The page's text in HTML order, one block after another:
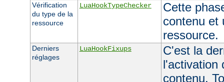
Vérification
du type de la
ressource
LuaHookTypeChecker
Cette
contenu et
ressource.
Derniers
réglages
LuaHookFixups
C'est la
l'activation
contenu.